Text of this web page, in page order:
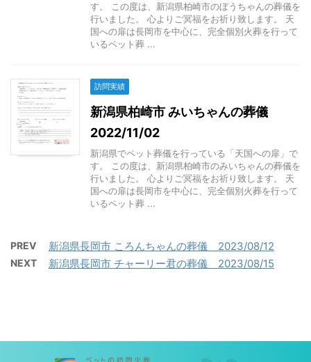
す。 この度は、新潟県柏崎市のぼうちゃんの葬儀を
行いました。 心よりご冥福をお祈り致します。 天
国への扉は長岡市を中心に、完全個別火葬を行って
いるペット葬 ...
訪問実績
新潟県柏崎市 みいちゃんの葬儀
2022/11/02
新潟県でペット葬儀を行っている「天国への扉」で
す。 この度は、新潟県柏崎市のみいちゃんの葬儀を
行いました。 心よりご冥福をお祈り致します。 天
国への扉は長岡市を中心に、完全個別火葬を行って
いるペット葬 ...
PREV 新潟県長岡市 ころんちゃんの葬儀 2023/08/12
NEXT 新潟県長岡市 チャーリー君の葬儀 2023/08/15